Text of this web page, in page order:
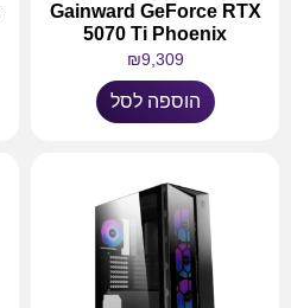
Gainward GeForce RTX
5070 Ti Phoenix
₪9,309
הוספה לסל